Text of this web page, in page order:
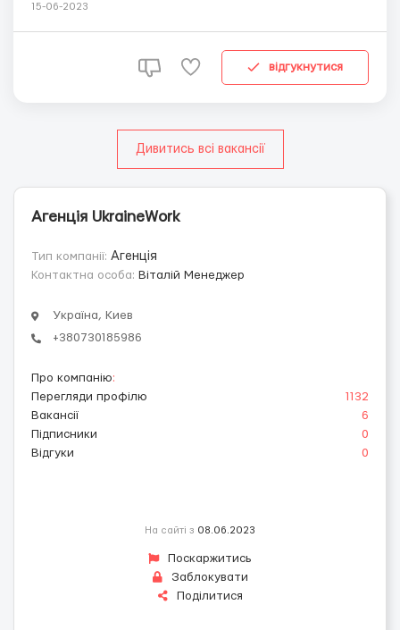
в інтернеті є дуже популярним способом заробітку. Саме
роботі. Оплата провадить...
15-06-2023
відгукнутися
Дивитись всі вакансії
Агенція UkraineWork
Тип компанії: Агенція
Контактна особа: Віталій Менеджер
Україна, Киев
+380730185986
Про компанію:
Перегляди профілю
1132
Вакансії
6
Підписники
0
Відгуки
0
На сайті з 08.06.2023
Поскаржитись
Заблокувати
Поділитися